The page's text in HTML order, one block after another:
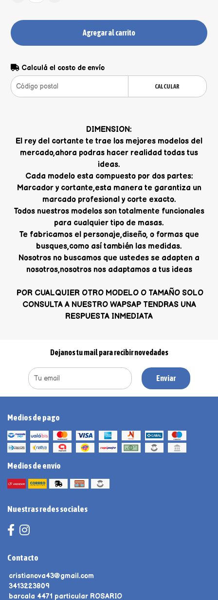
Agregar al carrito
Calculá el costo de envío
CALCULAR
DIMENSION:
El rey del cortante te trae los mejores modelos del
mercado,ahora podras hacer realidad todas tus
ideas.
Cada modelo esta compuesto por dos partes:
Marcador y cortante,esta manera te garantiza un
marcado profesional y corte exacto.
Todos nuestros modelos son totalmente funcionales
para cualquier tipo de masas.
Te fabricamos el personaje,diseño, o formas que
busques,como así también las medidas.
Nosotros no buscamos que ustedes se adapten a
nosotros,nosotros nos adaptamos a tus ideas
POR CUALQUIER OTRO MODELO O TAMAÑO SOLO
CONSULTA A NUESTRO WAPSAP TENDRAS UNA
RESPUESTA INMEDIATA
Dejanos tu mail para recibir novedades
Enviar
Medios de pago
Medios de envío
Nuestras redes sociales
Contacto
cristianova43@gmail.com
3413223809
barcala 4471 particular ROSARIO